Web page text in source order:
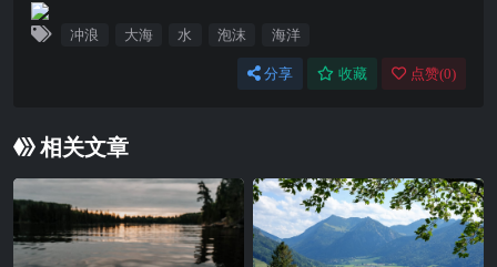
冲浪 大海 水 泡沫 海洋
分享 收藏 点赞(0)
相关文章